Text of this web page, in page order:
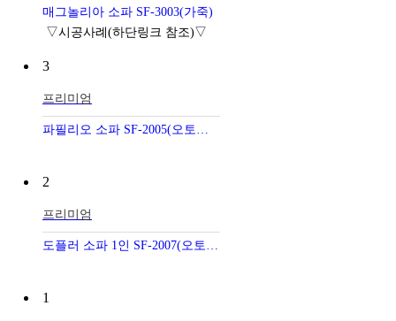
매그놀리아 소파 SF-3003(가죽)
▽시공사례(하단링크 참조)▽
3
프리미엄
2
프리미엄
1